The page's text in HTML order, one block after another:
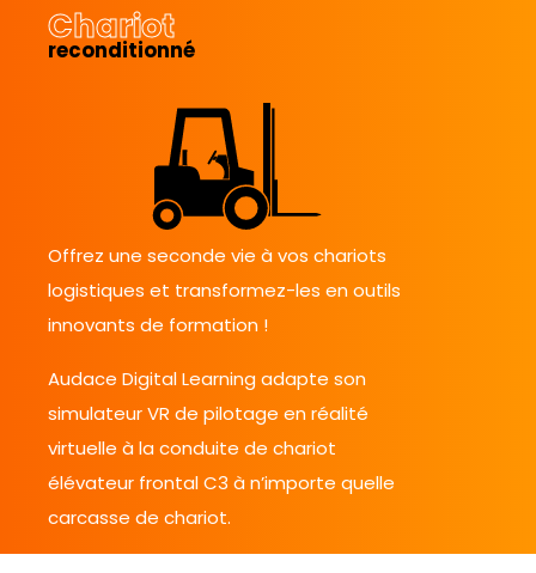
Chariot
reconditionné
Offrez une seconde vie à vos chariots
logistiques et transformez-les en outils
innovants de formation !
Audace Digital Learning adapte son
simulateur VR de pilotage en réalité
virtuelle à la conduite de chariot
élévateur frontal C3 à n’importe quelle
carcasse de chariot.